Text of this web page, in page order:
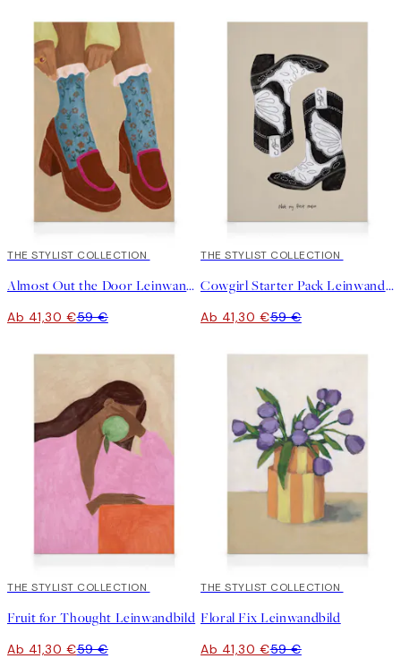
30%*
THE STYLIST COLLECTION
Almost Out the Door Leinwandbild
Ab 41,30 €59 €
30%*
THE STYLIST COLLECTION
Cowgirl Starter Pack Leinwandbild
Ab 41,30 €59 €
30%*
THE STYLIST COLLECTION
Fruit for Thought Leinwandbild
Ab 41,30 €59 €
30%*
THE STYLIST COLLECTION
Floral Fix Leinwandbild
Ab 41,30 €59 €